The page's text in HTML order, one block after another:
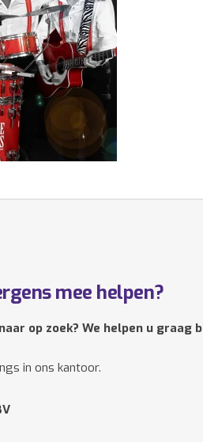
mee helpen?
op zoek? We helpen u graag
in ons kantoor.